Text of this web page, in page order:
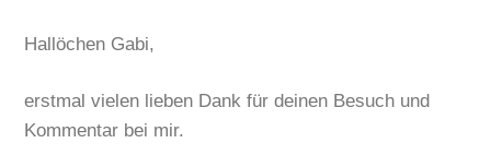
Hallöchen Gabi,
erstmal vielen lieben Dank für deinen Besuch und
Kommentar bei mir.